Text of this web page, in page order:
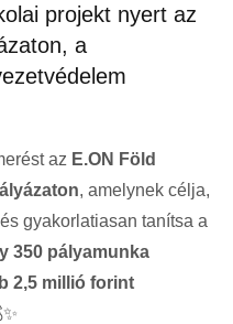
projekt nyert az
a
az E.ON Föld
, amelynek célja,
gyakorlatiasan tanítsa a
350 pályamunka
2,5 millió forint